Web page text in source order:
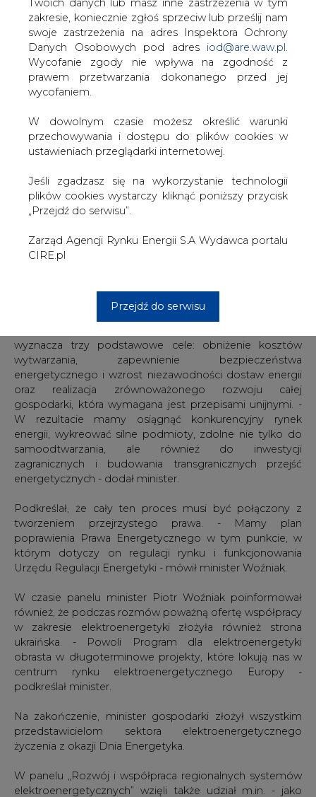
Twoich danych lub masz inne zastrzeżenia w tym
zakresie, koniecznie zgłoś sprzeciw lub prześlij nam
swoje zastrzeżenia na adres Inspektora Ochrony
Danych Osobowych pod adres iod@are.waw.pl.
Wycofanie zgody nie wpływa na zgodność z
prawem przetwarzania dokonanego przed jej
wycofaniem.
W dowolnym czasie możesz określić warunki
przechowywania i dostępu do plików cookies w
ustawieniach przeglądarki internetowej.
Jeśli zgadzasz się na wykorzystanie technologii
plików cookies wystarczy kliknąć poniższy przycisk
„Przejdź do serwisu”.
Zarząd Agencji Rynku Energii S.A Wydawca portalu
CIRE.pl
Przejdź do serwisu
ukraińska.
Podsumowując środowe dwustronne rozmowy
dotyczące m.in. elektroenergetyki, minister Woźniak
poinformował o przełomie w rozmowach ze stroną
litewską w sprawie tzw. Mostu energetycznego. - Od dziś
wchodzimy w fazę intensywnych, poważnych rozmów.
energetycznym – powiedział minister.
Jednocześnie minister Woźniak podkreślił, że współpraca
współpracy z naszymi sąsiadami, w szczególności z
Niemcami. - Jednym z warunków powodzenia projektu
polsko - litewskiego mostu energetycznego jest bowiem
tylko na wschodniej granicy, ale także na zachodniej i
południowej. Do takich planów będą przygotowane co
druga to Grupa Południe - dodał minister.
wyznacza trzy podstawowe cele: obniżenie kosztów
wytwarzania, zapewnienie bezpieczeństwa
energetycznego i wzrost niezawodności dostaw energii
oraz realizacja zrównoważonego rozwoju całej
gospodarki, która wymagana jest przepisami unijnymi. -
W rezultacie mamy osiągnąć konkurencyjny rynek
energii, wykreować silne podmioty, zdolne nie tylko do
samoodtwarzania, ale również do inwestycji
zagranicznych i budowania transgranicznych przejść
energetycznych - dodał minister.
Podkreślał, że cały ten proces musi być połączony z
tworzeniem przejrzystego prawa. - Mamy plan
poprawienia Prawa Energetycznego w tym punkcie, w
którym dotyczy on regulacji rynku i funkcjonowania
Urzędu Regulacji Energetyki - mówił minister Woźniak.
W czasie panelu minister Piotr Woźniak poinformował
również, że podczas rozmów poważną ofertę współpracy
w zakresie elektroenergetyki złożyła również strona
ukraińska. - Powoli Program dla elektroenergetyki
obrasta w długoterminowe projekty, które lokują nas w
centrum rynku elektroenergetycznego Europy -
podkreślał minister.
Na zakończenie, minister gospodarki złożył wszystkim
przedstawicielom sektora elektroenergetycznego
życzenia z okazji Dnia Energetyka.
W panelu „Rozwój i współpraca regionalnych systemów
elektroenergetycznych” wzięli także udział m.in. - jako